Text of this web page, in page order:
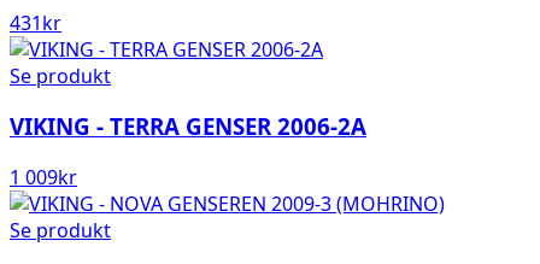
431kr
Se produkt
VIKING - TERRA GENSER 2006-2A
1 009kr
Se produkt